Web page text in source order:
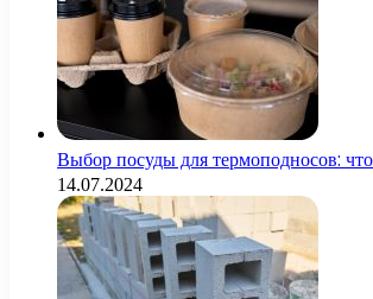
Выбор посуды для термоподносов:
14.07.2024